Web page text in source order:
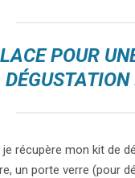
POUR
récupère mon kit de
un porte verre (pour